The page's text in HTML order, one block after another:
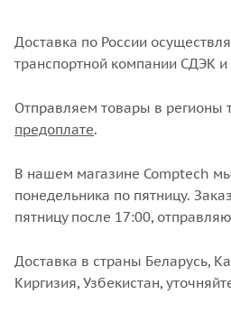
Доставка по России
транспортной компании СДЭК и
Отправляем товары в регионы
предоплате.
В нашем магазине Comptech
понедельника по пятницу.
пятницу после 17:00,
Доставка в страны Беларусь,
Киргизия, Узбекистан,